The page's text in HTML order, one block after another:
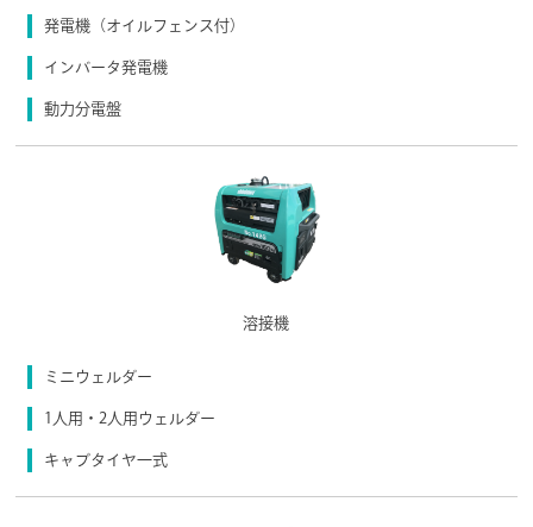
発電機（オイルフェンス付）
インバータ発電機
動力分電盤
溶接機
ミニウェルダー
1人用・2人用ウェルダー
キャブタイヤ一式